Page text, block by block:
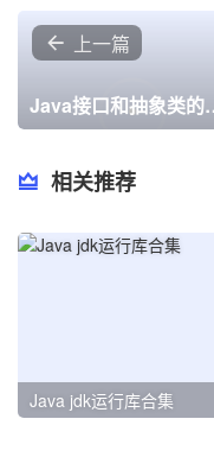
上一篇
Java接
相关推荐
Java jdk运行库合集